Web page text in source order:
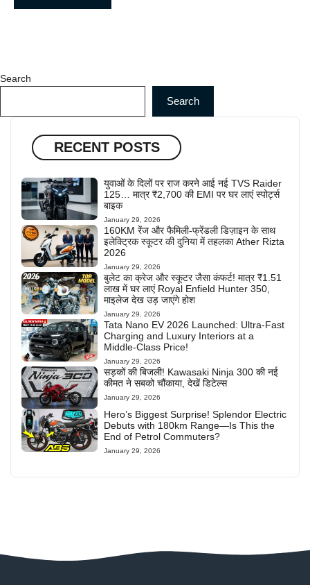
Search
Search
RECENT POSTS
युवाओं के दिलों पर राज करने आई नई TVS Raider
125… मात्र ₹2,700 की EMI पर घर लाएं स्पोर्ट्स
बाइक
January 29, 2026
160KM रेंज और फैमिली-फ्रेंडली डिज़ाइन के साथ
इलेक्ट्रिक स्कूटर की दुनिया में तहलका Ather Rizta
2026
January 29, 2026
बुलेट का क्रेज और स्कूटर जैसा कंफर्ट! मात्र ₹1.51
लाख में घर लाएं Royal Enfield Hunter 350,
माइलेज देख उड़ जाएंगे होश
January 29, 2026
Tata Nano EV 2026 Launched: Ultra-Fast
Charging and Luxury Interiors at a
Middle-Class Price!
January 29, 2026
सड़कों की बिजली! Kawasaki Ninja 300 की नई
कीमत ने सबको चौंकाया, देखें डिटेल्स
January 29, 2026
Hero’s Biggest Surprise! Splendor Electric
Debuts with 180km Range—Is This the
End of Petrol Commuters?
January 29, 2026